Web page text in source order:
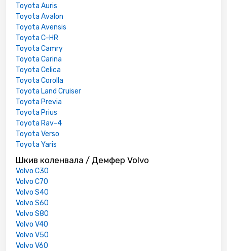
Toyota Auris
Toyota Avalon
Toyota Avensis
Toyota C-HR
Toyota Camry
Toyota Carina
Toyota Celica
Toyota Corolla
Toyota Land Cruiser
Toyota Previa
Toyota Prius
Toyota Rav-4
Toyota Verso
Toyota Yaris
Шкив коленвала / Демфер Volvo
Volvo C30
Volvo C70
Volvo S40
Volvo S60
Volvo S80
Volvo V40
Volvo V50
Volvo V60